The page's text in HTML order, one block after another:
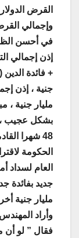
القرض
وإجمالي
بشكل عجيب ،
العام لسداد
مليار جنية
وأراد